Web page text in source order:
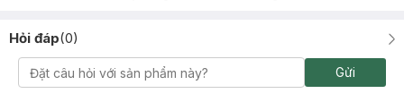
Hỏi đáp(0)
Gửi